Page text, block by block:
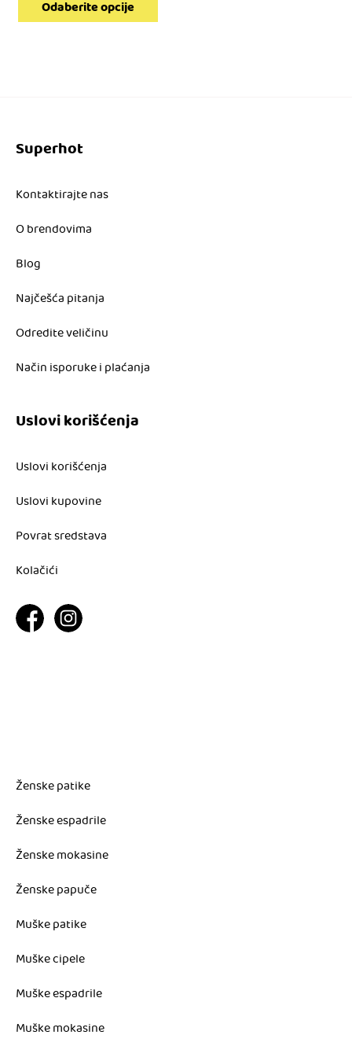
5.990,00 RSD.
cena
je:
Odaberite opcije
Superhot
Kontaktirajte nas
O brendovima
Blog
Najčešća pitanja
Odredite veličinu
Način isporuke i plaćanja
Uslovi korišćenja
Uslovi korišćenja
Uslovi kupovine
Povrat sredstava
Kolačići
Ženske patike
Ženske espadrile
Ženske mokasine
Ženske papuče
Muške patike
Muške cipele
Muške espadrile
Muške mokasine